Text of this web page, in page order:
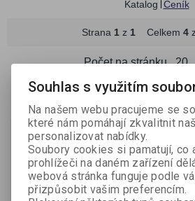
Katalog Ceník
Strana 1z 1Celkem 4
Počet na stránku 20
Na objednání Na
Souhlas s využitím
Na našem webu pracujeme se
které nám pomáhají zkvalitnit
personalizovat nabídky.
Soubory cookies si pamatují, co
prohlížeči na daném zařízení
webová stránka funguje podle
přizpůsobit vašim preferencím.